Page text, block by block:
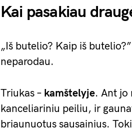
Kai pasakiau
„Iš butelio? Kaip iš
neparodau.
Triukas – kamštelyje. Ant jo
kanceliariniu peiliu, ir
briaunuotus sausainius.